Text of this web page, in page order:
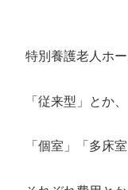
特別養護老人ホー
「従来型」とか、
「個室」「多床室